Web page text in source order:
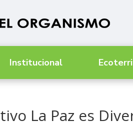
Institucional
La Paz es